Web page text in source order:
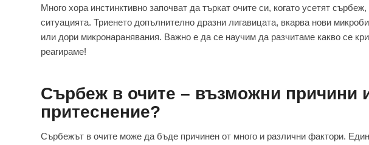
Много хора инстинктивно започват да търкат очите си, когато усетят
ситуацията. Триенето допълнително дразни лигавицата, вкарва нови
или дори микронаранявания. Важно е да се научим да разчитаме какво се
реагираме!
Сърбеж в очите – възможни причини
притеснение?
Сърбежът в очите може да бъде причинен от много и различни фактори.